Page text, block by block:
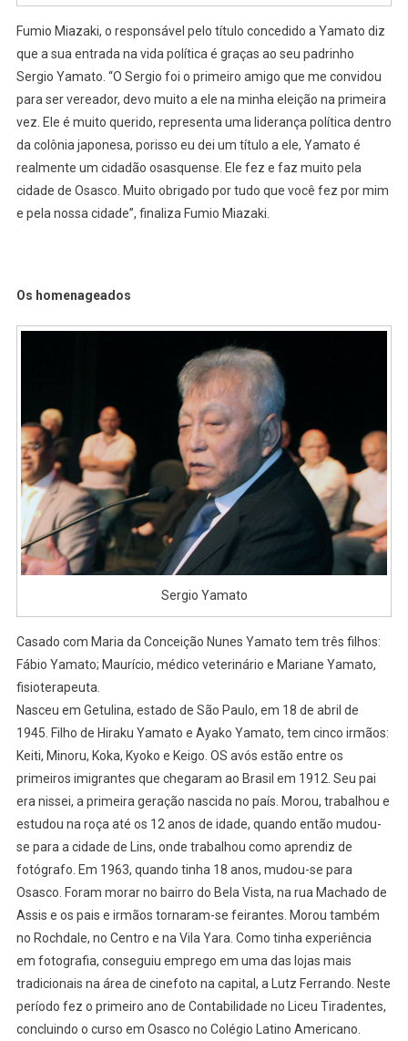
Fumio Miazaki, o responsável pelo título concedido a Yamato diz
que a sua entrada na vida política é graças ao seu padrinho
Sergio Yamato. “O Sergio foi o primeiro amigo que me convidou
para ser vereador, devo muito a ele na minha eleição na primeira
vez. Ele é muito querido, representa uma liderança política dentro
da colônia japonesa, porisso eu dei um título a ele, Yamato é
realmente um cidadão osasquense. Ele fez e faz muito pela
cidade de Osasco. Muito obrigado por tudo que você fez por mim
e pela nossa cidade”, finaliza Fumio Miazaki.
Os homenageados
Sergio Yamato
Casado com Maria da Conceição Nunes Yamato tem três filhos:
Fábio Yamato; Maurício, médico veterinário e Mariane Yamato,
fisioterapeuta.
Nasceu em Getulina, estado de São Paulo, em 18 de abril de
1945. Filho de Hiraku Yamato e Ayako Yamato, tem cinco irmãos:
Keiti, Minoru, Koka, Kyoko e Keigo. OS avós estão entre os
primeiros imigrantes que chegaram ao Brasil em 1912. Seu pai
era nissei, a primeira geração nascida no país. Morou, trabalhou e
estudou na roça até os 12 anos de idade, quando então mudou-
se para a cidade de Lins, onde trabalhou como aprendiz de
fotógrafo. Em 1963, quando tinha 18 anos, mudou-se para
Osasco. Foram morar no bairro do Bela Vista, na rua Machado de
Assis e os pais e irmãos tornaram-se feirantes. Morou também
no Rochdale, no Centro e na Vila Yara. Como tinha experiência
em fotografia, conseguiu emprego em uma das lojas mais
tradicionais na área de cinefoto na capital, a Lutz Ferrando. Neste
período fez o primeiro ano de Contabilidade no Liceu Tiradentes,
concluindo o curso em Osasco no Colégio Latino Americano.